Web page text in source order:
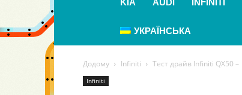
KIA AUDI INFINITI
УКРАЇНСЬКА
Додому Infiniti Тест драйв Infiniti QX50 –
Infiniti